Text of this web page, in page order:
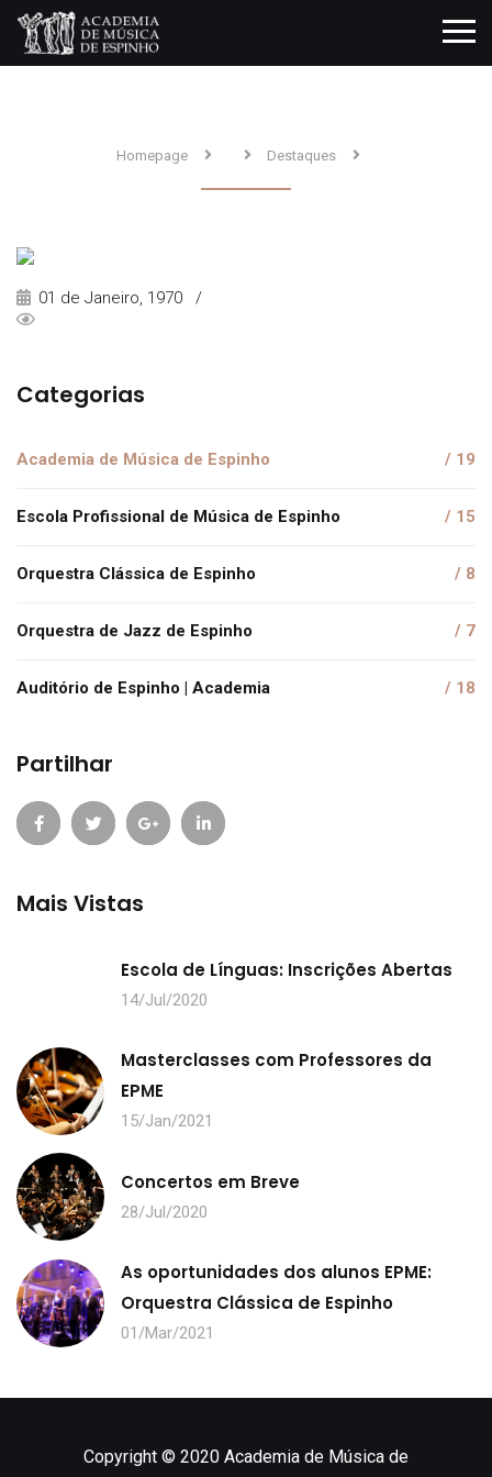
Homepage Destaques
01 de Janeiro, 1970 /
Categorias
Academia de Música de Espinho / 19
Escola Profissional de Música de Espinho / 15
Orquestra Clássica de Espinho / 8
Orquestra de Jazz de Espinho / 7
Auditório de Espinho | Academia / 18
Partilhar
Mais Vistas
Escola de Línguas: Inscrições Abertas
14/Jul/2020
Masterclasses com Professores da
EPME
15/Jan/2021
Concertos em Breve
28/Jul/2020
As oportunidades dos alunos EPME:
Orquestra Clássica de Espinho
01/Mar/2021
Copyright © 2020 Academia de Música de